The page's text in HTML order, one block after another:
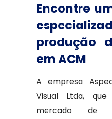
Encontre
produção
em ACM
A empresa
Visual Ltda,
mercado de